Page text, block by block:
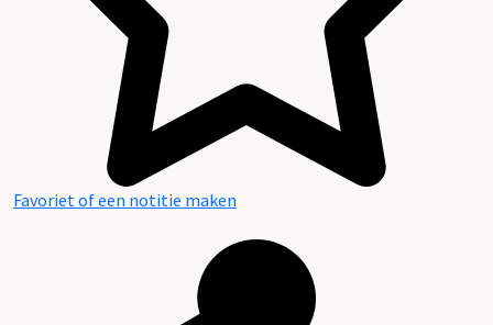
Favoriet of een notitie maken